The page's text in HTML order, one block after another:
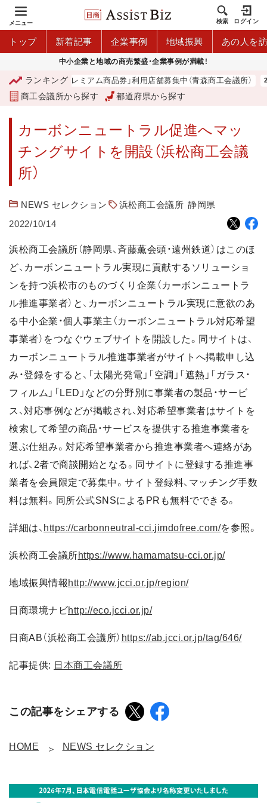
メニュー 検索 ログイン
トップ 新着記事 企業事例 地域振興 あの人を
中小企業と地域の商売繁盛・企業事例が満載！
ランキング
「青森市プレミアム商品券」利用店舗募集中（青森商工会議所）
商工会議所から探す 都道府県から探す
カーボンニュートラル促進へマッ
チングサイトを開設（浜松商工会議
所）
NEWS セレクション 浜松商工会議所 静岡県
2022/10/14
浜松商工会議所（静岡県、斉藤薫会頭・遠州鉄道）はこのほ
ど、カーボンニュートラル実現に貢献するソリューショ
ンを持つ浜松市のものづくり企業（カーボンニュートラ
ル推進事業者）と、カーボンニュートラル実現に意欲のあ
る中小企業・個人事業主（カーボンニュートラル対応希望
事業者）をつなぐウェブサイトを開設した。同サイトは、
カーボンニュートラル推進事業者がサイトへ掲載申し込
み・登録をすると、「太陽光発電」「空調」「遮熱」「ガラス・
フィルム」「LED」などの分野別に事業者の製品・サービ
ス、対応事例などが掲載され、対応希望事業者はサイトを
検索して希望の商品・サービスを提供する推進事業者を
選ぶ仕組み。対応希望事業者から推進事業者へ連絡があ
れば、2者で商談開始となる。同サイトに登録する推進事
業者を会員限定で募集中。サイト登録料、マッチング手数
料は無料。同所公式SNSによるPRも無料でできる。
詳細は、 https://carbonneutral-cci.jimdofree.com/を参照。
浜松商工会議所https://www.hamamatsu-cci.or.jp/
地域振興情報 http://www.jcci.or.jp/region/
日商環境ナビhttp://eco.jcci.or.jp/
日商AB（浜松商工会議所） https://ab.jcci.or.jp/tag/646/
記事提供: 日本商工会議所
この記事をシェアする
HOME NEWS セレクション